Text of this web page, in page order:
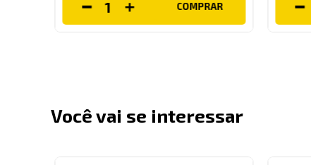
COMPRAR
Você vai se interessar